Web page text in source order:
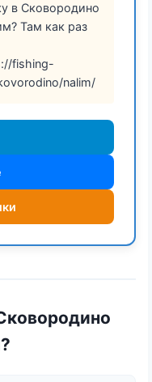
в Сковородино
Там как раз
fishing-
nalim/